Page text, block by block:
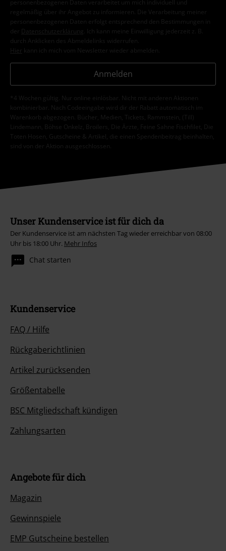
personenbezogenen Daten verarbeitet um mich individuell und
regelmäßig über ihr Angebot zu informieren. Die Verarbeitung meiner
personenbezogenen Daten erfolgt entsprechend den Bestimmungen in
der
Datenschutzerklärung
. Ich kann meine Einwilligung jederzeit z. B.
durch Anklicken des Abmeldelinks widerrufen.
Hier kann ich mich vom Newsletter wieder abmelden.
Anmelden
*4 Wochen gültig. Nur online einlösbar. Nicht mit anderen Aktionen
kombinierbar. Nach Codeeingabe wird dir der Rabatt automatisch im
Warenkorb abgezogen. Bücher, Medien, Tickets, Rammstein, (Till)
Lindemann, Böhse Onkelz, Broilers, Die Ärzte, Feine Sahne Fischfilet, Die
Toten Hosen, Gutscheine & Artikel, die einen Spendenbeitrag beinhalten,
sind von der Aktion ausgeschlossen.
Unser Kundenservice ist für dich da
Der Kundenservice ist am nächsten Tag wieder erreichbar von 08:00
Uhr bis 18:00 Uhr. Mehr Infos
Chat starten
Kundenservice
FAQ / Hilfe
Rückgaberichtlinien
Artikel zurücksenden
Größentabelle
BSC Mitgliedschaft kündigen
Zahlungsarten
Angebote für dich
Magazin
Gewinnspiele
EMP Gutscheine bestellen